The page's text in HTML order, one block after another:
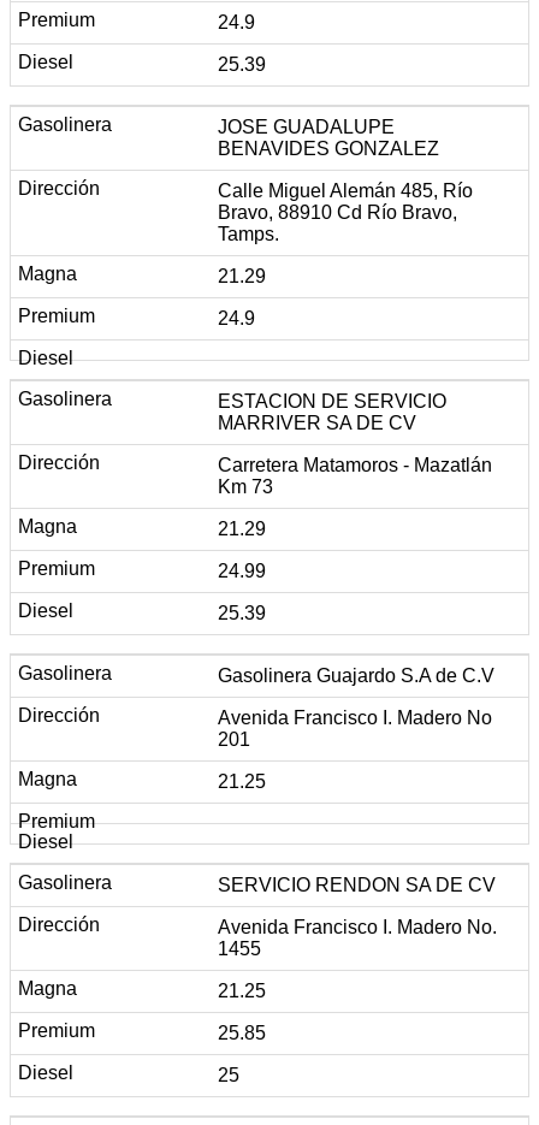
24.9
25.39
JOSE GUADALUPE
BENAVIDES GONZALEZ
Calle Miguel Alemán 485, Río
Bravo, 88910 Cd Río Bravo,
Tamps.
21.29
24.9
ESTACION DE SERVICIO
MARRIVER SA DE CV
Carretera Matamoros - Mazatlán
Km 73
21.29
24.99
25.39
Gasolinera Guajardo S.A de C.V
Avenida Francisco I. Madero No
201
21.25
SERVICIO RENDON SA DE CV
Avenida Francisco I. Madero No.
1455
21.25
25.85
25